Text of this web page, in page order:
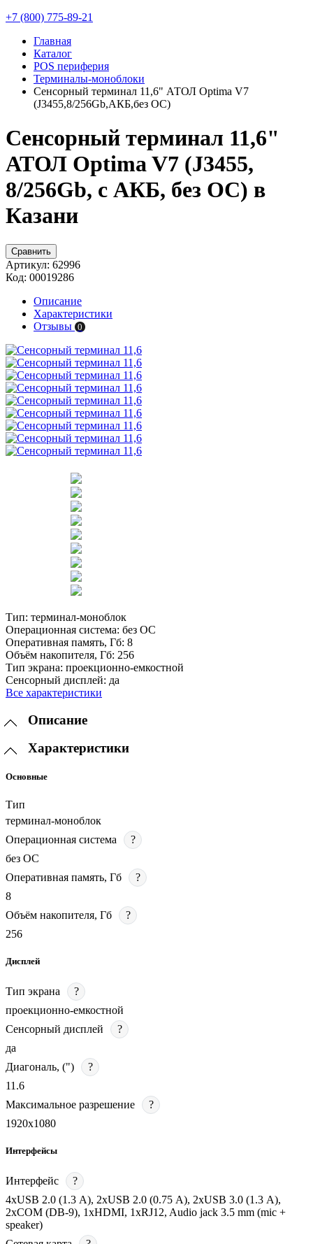
+7 (800) 775-89-21
Главная
Каталог
POS периферия
Терминалы-моноблоки
Сенсорный терминал 11,6" АТОЛ Optima V7
(J3455,8/256Gb,АКБ,без ОС)
Сенсорный терминал 11,6"
АТОЛ Optima V7 (J3455,
8/256Gb, с АКБ, без ОС) в
Казани
Сравнить
Артикул: 62996
Код: 00019286
Описание
Характеристики
Отзывы 0
Тип: терминал-моноблок
Операционная система: без ОС
Оперативная память, Гб: 8
Объём накопителя, Гб: 256
Тип экрана: проекционно-емкостной
Сенсорный дисплей: да
Все характеристики
Описание
Характеристики
Основные
Тип
терминал-моноблок
Операционная система
?
без ОС
Оперативная память, Гб
?
8
Объём накопителя, Гб
?
256
Дисплей
Тип экрана
?
проекционно-емкостной
Сенсорный дисплей
?
да
Диагональ, (")
?
11.6
Максимальное разрешение
?
1920х1080
Интерфейсы
Интерфейс
?
4хUSB 2.0 (1.3 А), 2хUSB 2.0 (0.75 А), 2хUSB 3.0 (1.3 А),
2хCOM (DB-9), 1хHDMI, 1хRJ12, Audio jack 3.5 mm (mic +
speaker)